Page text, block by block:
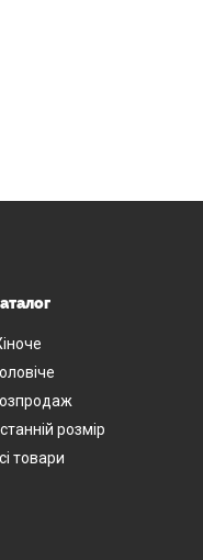
розмір
товари